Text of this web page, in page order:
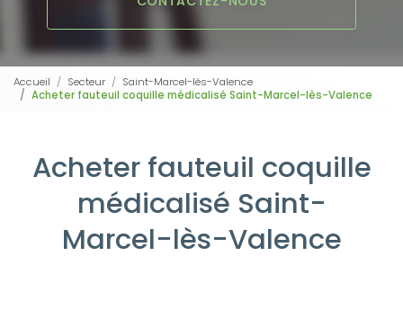
Accueil Secteur
Saint-Marcel-lès-Valence
Acheter fauteuil coquille médicalisé Saint-Marcel-lès-Valence
Acheter fauteuil coquille
médicalisé Saint-
Marcel-lès-Valence